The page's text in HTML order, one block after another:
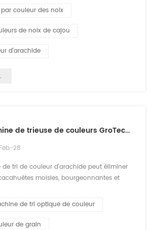
ceinture et trieuse de couleur de goulotte
matériaux peuvent trier pour le classeur
de colo. maintenant je vais vous dire le
par couleur des noix
de noix de cajou
d'arachide
Machine de trieuse de couleurs GroTech-Peanut
28
de tri de couleur d'arachide peut éliminer
moisies, bourgeonnantes et
effectué aussi bien dans le pelage à sec
humide. Sélection nette élevée, petits
frites, choisissez un bon effet.
de tri optique de couleur
de grain